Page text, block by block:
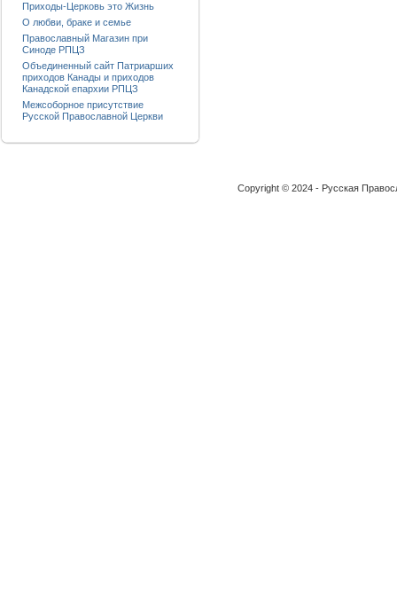
Приходы-Церковь это Жизнь
О любви, браке и семье
Православный Магазин при
Синоде РПЦЗ
Объединенный сайт Патриарших
приходов Канады и приходов
Канадской епархии РПЦЗ
Межсоборное присутствие
Русской Православной Церкви
Copyright © 2024 - Русская